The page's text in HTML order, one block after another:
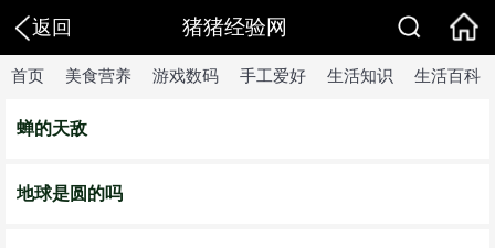
返回 猪猪经验网
首页 美食营养 游戏数码 手工爱好 生活知识 生活百科
蝉的天敌
地球是圆的吗